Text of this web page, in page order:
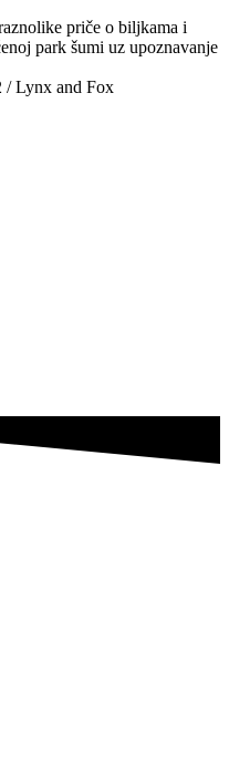
priče o biljkama i
park šumi uz upoznavanje
/ Lynx and Fox